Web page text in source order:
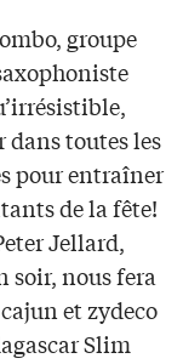
groupe
dans toutes les
pour entraîner
de la fête!
Jellard,
soir, nous fera
et zydeco
Slim